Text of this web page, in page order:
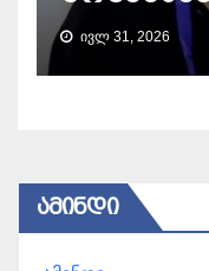
ᲘᲕᲚ 31, 2026
ᲐᲛᲘᲜᲓᲘ